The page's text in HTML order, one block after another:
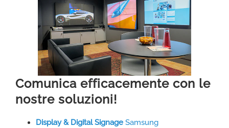
Comunica efficacemente con le
nostre soluzioni!
Display & Digital SignageSamsung